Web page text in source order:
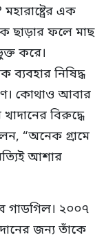
এক
ছাড়ার ফলে মাছ
করে।
নিষিদ্ধ
কোথাও আবার
বিরুদ্ধে
“অনেক গ্রামে
আশার
গাডগিল। ২০০৭
জন্য তাঁকে